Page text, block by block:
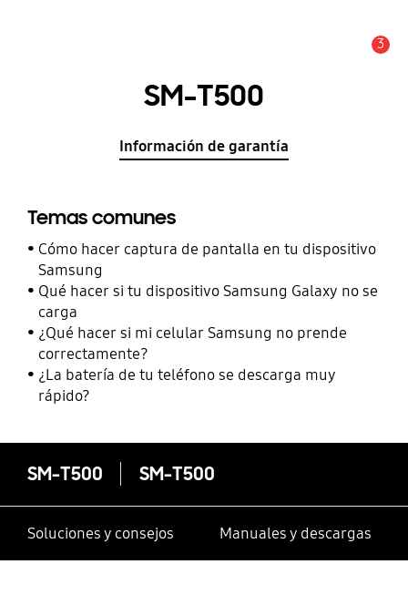
3
SM-T500
Información de garantía
Temas comunes
Cómo hacer captura de pantalla en tu dispositivo
Samsung
Qué hacer si tu dispositivo Samsung Galaxy no se
carga
¿Qué hacer si mi celular Samsung no prende
correctamente?
¿La batería de tu teléfono se descarga muy
rápido?
SM-T500 SM-T500
Soluciones y consejos Manuales y descargas